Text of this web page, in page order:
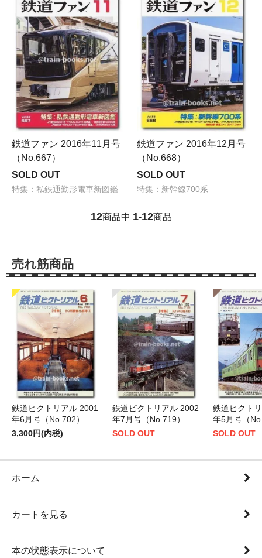
鉄道ファン 2016年11月号
（No.667）
SOLD OUT
特集：私鉄通勤形電車新図鑑
鉄道ファン 2016年12月号
（No.668）
SOLD OUT
特集：新幹線700系
12商品中 1-12商品
売れ筋商品
鉄道ピクトリアル 2001
年6月号（No.702）
3,300円(内税)
鉄道ピクトリアル 2002
年7月号（No.719）
SOLD OUT
鉄道ピクト
年5月号（
SOLD OUT
ホーム
カートを見る
本の状態表示について